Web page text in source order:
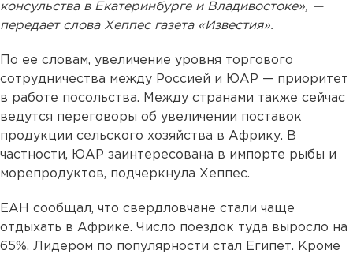
консульства в Екатеринбурге и Владивостоке», —
передает слова Хеппес газета «Известия».
По ее словам, увеличение уровня торгового
сотрудничества между Россией и ЮАР — приоритет
в работе посольства. Между странами также сейчас
ведутся переговоры об увеличении поставок
продукции сельского хозяйства в Африку. В
частности, ЮАР заинтересована в импорте рыбы и
морепродуктов, подчеркнула Хеппес.
ЕАН сообщал, что свердловчане стали чаще
отдыхать в Африке. Число поездок туда выросло на
65%. Лидером по популярности стал Египет. Кроме